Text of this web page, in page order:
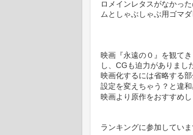
ロメインレタスがなかっ
ムとしゃぶしゃぶ用ゴマ
映画『永遠の０』を観てき
し、CGも迫力がありまし
映画化するには省略する
設定を変えちゃう？と違
映画より原作をおすすめ
ランキングに参加してい